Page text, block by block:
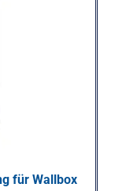
für Wallbox